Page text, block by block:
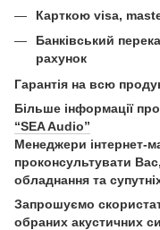
Карткою visa,
Банківський
рахунок
Гарантія на всю
Більше інформації про
“SEA Audio”
Менеджери інтернет-
проконсультувати
обладнання та
Запрошуємо
обраних акустичних